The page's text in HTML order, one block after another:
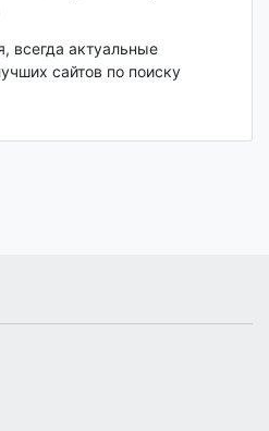
всегда актуальные
сайтов по поиску